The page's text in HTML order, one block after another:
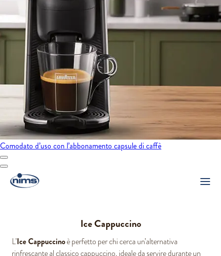
Comodato d’uso con l’abbonamento capsule di caffè
Ice Cappuccino
L’Ice Cappuccinoè perfetto per chi cerca un’alternativa
rinfrescante al classico cappuccino, ideale da servire durante un